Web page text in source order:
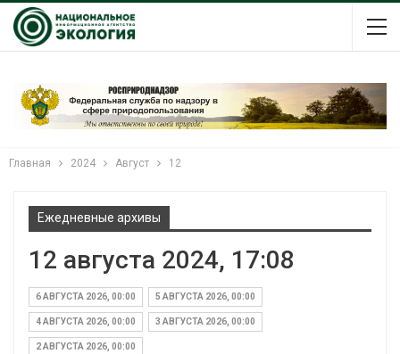
Главная 2024 Август 12
Ежедневные архивы
12 августа 2024, 17:08
6 АВГУСТА 2026, 00:00 5 АВГУСТА 2026, 00:00
4 АВГУСТА 2026, 00:00 3 АВГУСТА 2026, 00:00
2 АВГУСТА 2026, 00:00